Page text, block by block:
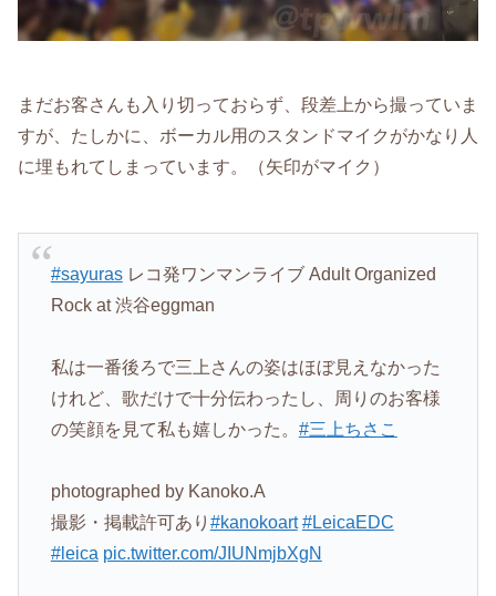
まだお客さんも入り切っておらず、段差上から撮っていま
すが、たしかに、ボーカル用のスタンドマイクがかなり人
に埋もれてしまっています。（矢印がマイク）
#sayurasレコ発ワンマンライブ Adult Organized
Rock at 渋谷eggman
私は一番後ろで三上さんの姿はほぼ見えなかった
けれど、歌だけで十分伝わったし、周りのお客様
の笑顔を見て私も嬉しかった。 #三上ちさこ
photographed by Kanoko.A
撮影・掲載許可あり #kanokoart #LeicaEDC
#leica pic.twitter.com/JIUNmjbXgN